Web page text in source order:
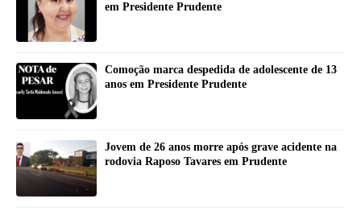
em Presidente Prudente
Comoção marca despedida de adolescente de 13
anos em Presidente Prudente
Jovem de 26 anos morre após grave acidente na
rodovia Raposo Tavares em Prudente